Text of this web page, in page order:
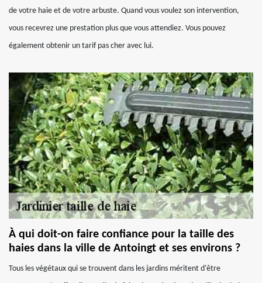
de votre haie et de votre arbuste. Quand vous voulez son intervention,
vous recevrez une prestation plus que vous attendiez. Vous pouvez
également obtenir un tarif pas cher avec lui.
À qui doit-on faire confiance pour la taille des
haies dans la ville de Antoingt et ses environs ?
Tous les végétaux qui se trouvent dans les jardins méritent d'être